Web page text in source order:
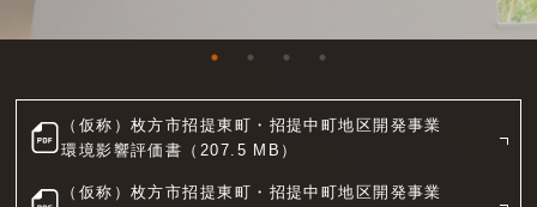
（仮称）枚方市招提東町・招提中町地区開発事業
環境影響評価書（207.5 MB）
（仮称）枚方市招提東町・招提中町地区開発事業